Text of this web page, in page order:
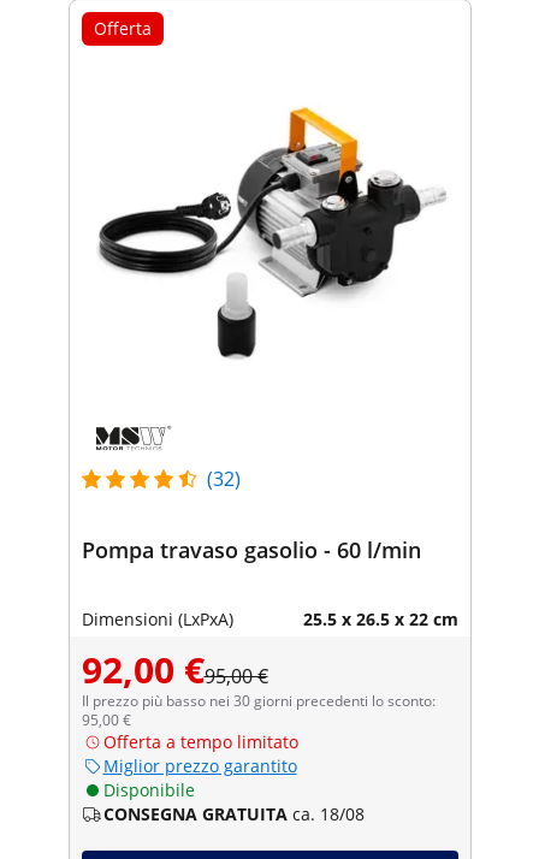
Offerta
(32)
Pompa travaso gasolio - 60 l/min
Dimensioni (LxPxA) 25.5 x 26.5 x 22 cm
92,00 €95,00 €
Il prezzo più basso nei 30 giorni precedenti lo sconto:
95,00 €
Offerta a tempo limitato
Miglior prezzo garantito
Disponibile
CONSEGNA GRATUITA ca. 18/08